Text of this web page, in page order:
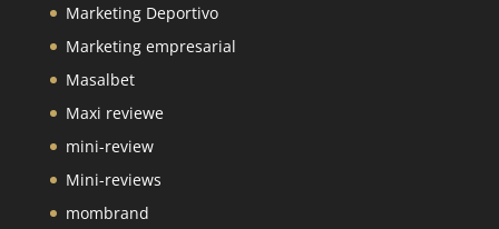
Marketing Deportivo
Marketing empresarial
Masalbet
Maxi reviewe
mini-review
Mini-reviews
mombrand